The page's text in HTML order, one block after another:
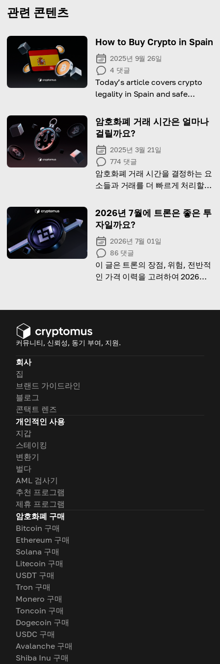
관련 콘텐츠
How to Buy Crypto in Spain
2025년 9월 26일
4 댓글
Today’s article covers crypto
legality in Spain and safe
암호화폐 거래 시간은 얼마나
걸릴까요?
2025년 3월 21일
774 댓글
암호화폐 거래 시간을 결정하는 요
소들과 거래를 더 빠르게 처리할
2026년 7월에 트론은 좋은 투
자일까요?
2026년 7월 01일
86 댓글
이 글은 트론의 장점, 위험, 전반적
인 가격 이력을 고려하여 2026년 7
커뮤니티, 신뢰성, 동기 부여, 지원.
회사
집
브랜드 가이드라인
블로그
콘택트 렌즈
개인적인 사용
지갑
스테이킹
변환기
벌다
AML 검사기
추천 프로그램
제휴 프로그램
암호화폐 구매
Bitcoin 구매
Ethereum 구매
Solana 구매
Litecoin 구매
USDT 구매
Tron 구매
Monero 구매
Toncoin 구매
Dogecoin 구매
USDC 구매
Avalanche 구매
Shiba Inu 구매